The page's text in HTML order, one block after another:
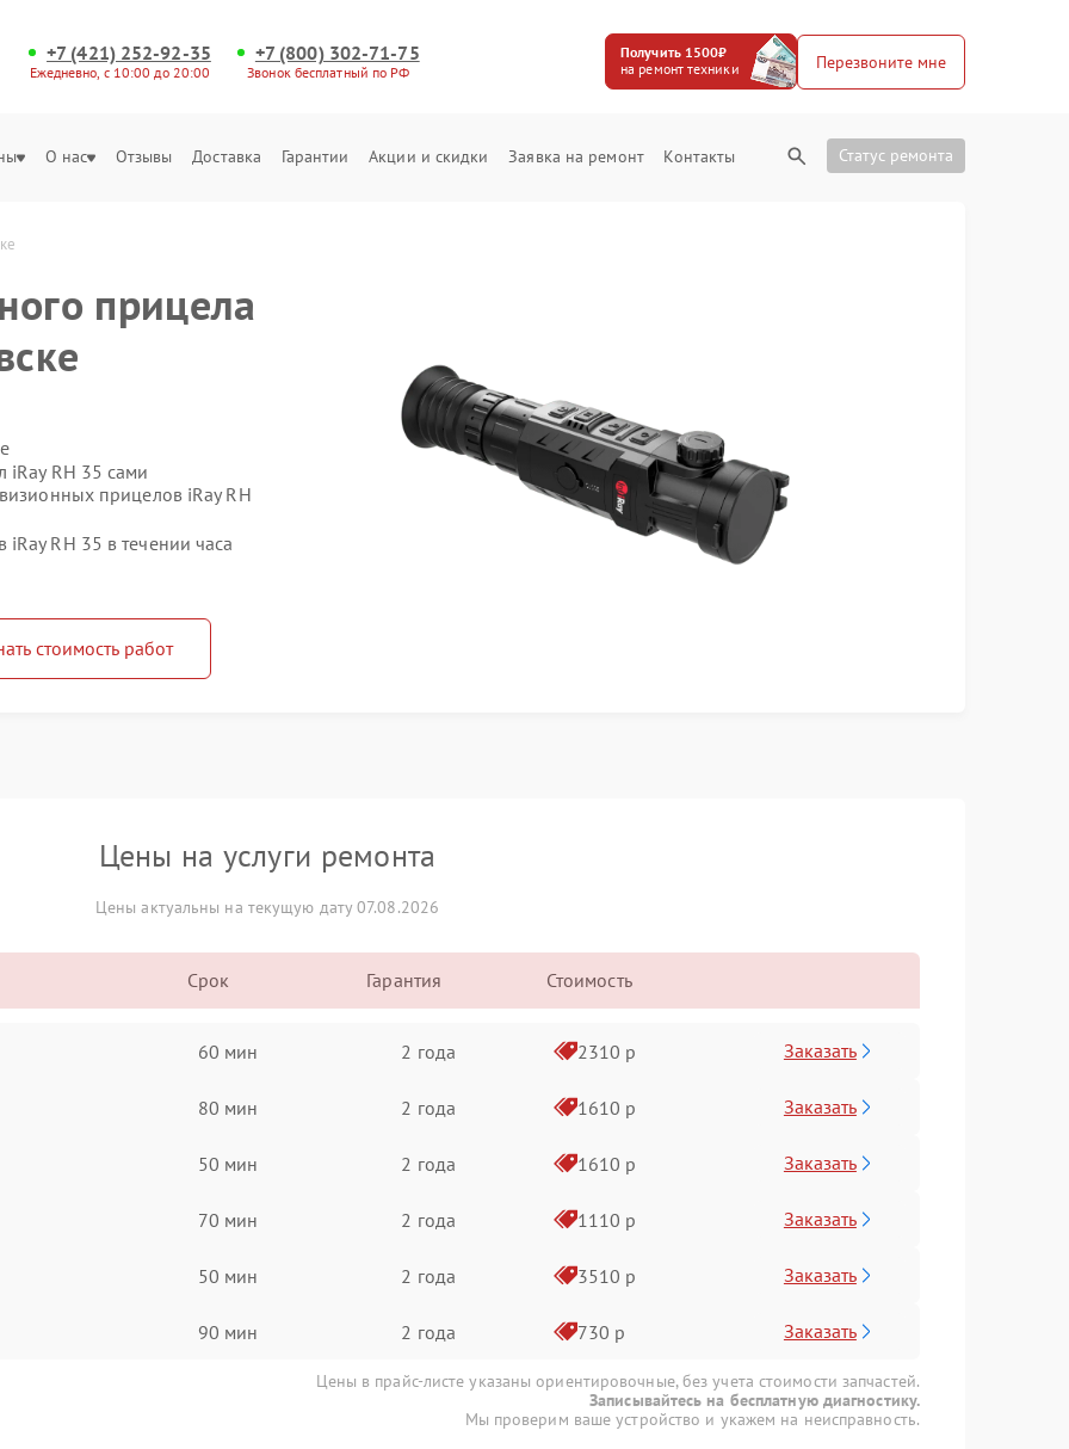
+7 (421) 252-92-35
Ежедневно, с 10:00 до 20:00
+7 (800) 302-71-75
Звонок бесплатный по РФ
Получить 1500₽
на ремонт техники
Перезвоните мне
О нас Отзывы Доставка Гарантии Акции и скидки Заявка на ремонт Контакты Статус ремонта
прицела
iRay RH 35 сами
прицелов iRay RH
RH 35 в течении часа
стоимость работ
Цены на услуги ремонта
Цены актуальны на текущую дату 07.08.2026
Срок Гарантия Стоимость
60 мин 2 года 2310 р Заказать
80 мин 2 года 1610 р Заказать
50 мин 2 года 1610 р Заказать
70 мин 2 года 1110 р Заказать
50 мин 2 года 3510 р Заказать
90 мин 2 года 730 р Заказать
Цены в прайс-листе указаны ориентировочные, без учета стоимости запчастей.
Записывайтесь на бесплатную диагностику.
Мы проверим ваше устройство и укажем на неисправность.